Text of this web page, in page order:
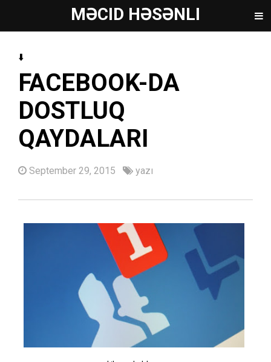
MƏCID HƏSƏNLI
⬇️
FACEBOOK-DA
DOSTLUQ
QAYDALARI
September 29, 2015 yazı